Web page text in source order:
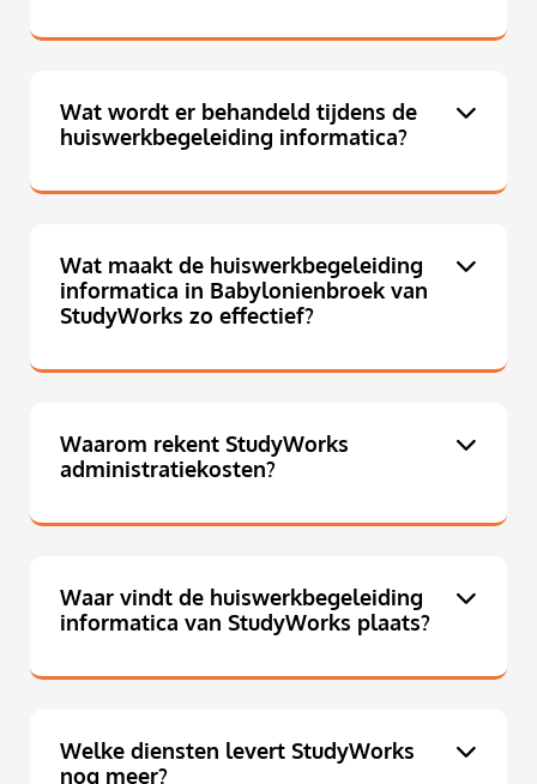
Wat wordt er behandeld tijdens de
huiswerkbegeleiding informatica?
Wat maakt de huiswerkbegeleiding
informatica in Babylonienbroek van
StudyWorks zo effectief?
Waarom rekent StudyWorks
administratiekosten?
Waar vindt de huiswerkbegeleiding
informatica van StudyWorks plaats?
Welke diensten levert StudyWorks
nog meer?